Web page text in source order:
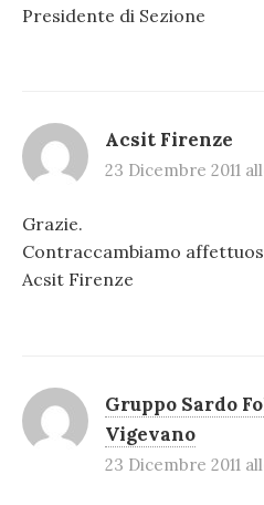
Presidente di Sezione
Acsit Firenze
23 Dicembre 2011
Grazie.
Contraccambiamo
Acsit Firenze
Gruppo Sardo
Vigevano
23 Dicembre 2011